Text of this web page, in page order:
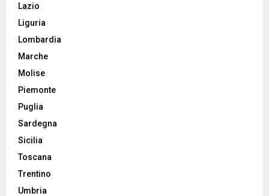
Lazio
Liguria
Lombardia
Marche
Molise
Piemonte
Puglia
Sardegna
Sicilia
Toscana
Trentino
Umbria